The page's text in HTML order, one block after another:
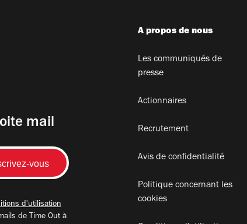
mail
d'utilisation
de Time Out à
A propos de nous
Les communiqués de
presse
Actionnaires
Recrutement
Avis de confidentialité
Politique concernant les
cookies